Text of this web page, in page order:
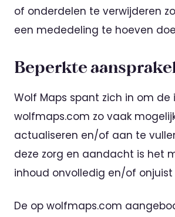
of onderdelen te verwijderen
een mededeling te hoeven
Beperkte
Wolf Maps spant zich in om de
wolfmaps.com zo vaak
actualiseren en/of aan te
deze zorg en aandacht is het
inhoud onvolledig en/of onjuist
De op wolfmaps.com